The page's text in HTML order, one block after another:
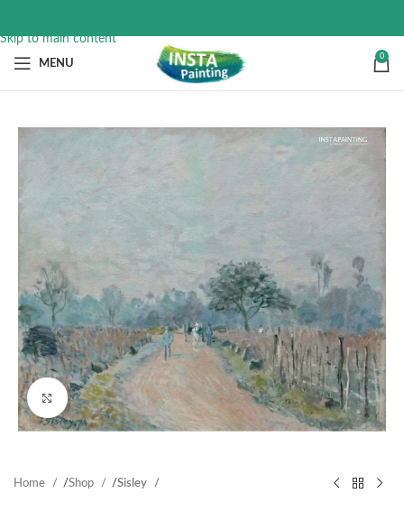
Skip to main content
MENU
0
Click to enlarge
Home Shop Sisley